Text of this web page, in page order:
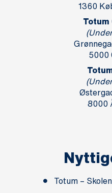
1360
Totum
5000
8000
Totum –